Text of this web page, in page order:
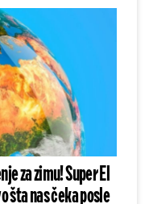
za zimu! Super El
šta nas čeka posle